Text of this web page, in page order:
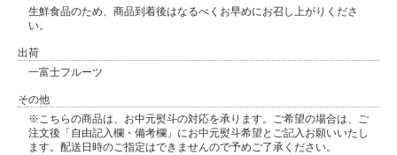
生鮮食品のため、商品到着後はなるべくお早めにお召し上がりくださ
い。
出荷
一富士フルーツ
その他
※こちらの商品は、お中元熨斗の対応を承ります。ご希望の場合は、ご
注文後「自由記入欄・備考欄」にお中元熨斗希望とご記入お願いいたし
ます。配送日時のご指定はできませんので予めご了承ください。